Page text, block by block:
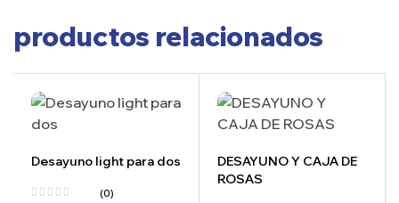
productos relacionados
Desayuno light para dos
(0)
DESAYUNO Y CAJA DE
ROSAS